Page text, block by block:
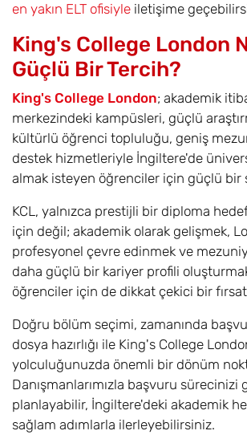
en yakın ELT ofisiyle iletişime
King's College London
Güçlü Bir Tercih?
King's College London; akademik
merkezindeki kampüsleri, güçlü
kültürlü öğrenci topluluğu, geniş
destek hizmetleriyle İngiltere'de
almak isteyen öğrenciler için güçlü bir
KCL, yalnızca prestijli bir diploma
için değil; akademik olarak gelişmek,
profesyonel çevre edinmek ve
daha güçlü bir kariyer profili
öğrenciler için de dikkat çekici bir
Doğru bölüm seçimi, zamanında
dosya hazırlığı ile King's College
yolculuğunuzda önemli bir dönüm
Danışmanlarımızla başvuru sürecinizi
planlayabilir, İngiltere'deki akademik
sağlam adımlarla ilerleyebilirsiniz.